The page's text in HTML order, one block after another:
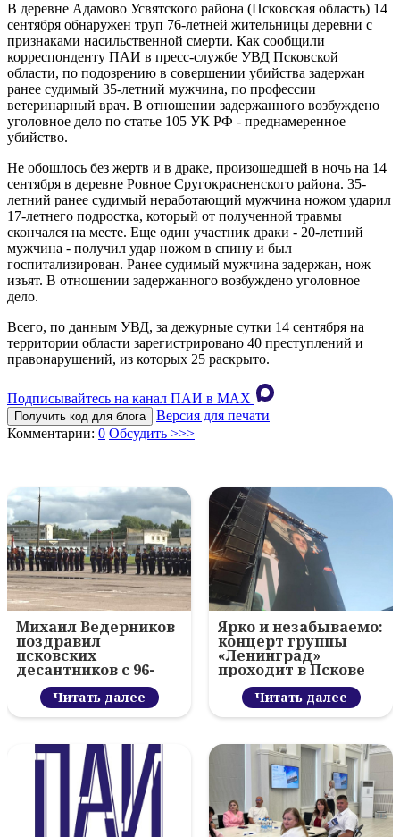
В деревне Адамово Усвятского района (Псковская область) 14
сентября обнаружен труп 76-летней жительницы деревни с
признаками насильственной смерти. Как сообщили
корреспонденту ПАИ в пресс-службе УВД Псковской
области, по подозрению в совершении убийства задержан
ранее судимый 35-летний мужчина, по профессии
ветеринарный врач. В отношении задержанного возбуждено
уголовное дело по статье 105 УК РФ - преднамеренное
убийство.
Не обошлось без жертв и в драке, произошедшей в ночь на 14
сентября в деревне Ровное Сругокрасненского района. 35-
летний ранее судимый неработающий мужчина ножом ударил
17-летнего подростка, который от полученной травмы
скончался на месте. Еще один участник драки - 20-летний
мужчина - получил удар ножом в спину и был
госпитализирован. Ранее судимый мужчина задержан, нож
изъят. В отношении задержанного возбуждено уголовное
дело.
Всего, по данным УВД, за дежурные сутки 14 сентября на
территории области зарегистрировано 40 преступлений и
правонарушений, из которых 25 раскрыто.
Подписывайтесь на канал ПАИ в MAХ
Получить код для блога
Версия для печати
Комментарии: 0 Обсудить >>>
Михаил Ведерников
поздравил
псковских
десантников с 96-
летием ВДВ и
вручил награды
Читать далее
Ярко и незабываемо:
концерт группы
«Ленинград»
проходит в Пскове
Читать далее